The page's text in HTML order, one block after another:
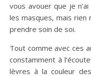
vous avouer que je
les masques, mais rien
prendre soin de soi.
Tout comme avec ces
constamment à
lèvres à la couleur